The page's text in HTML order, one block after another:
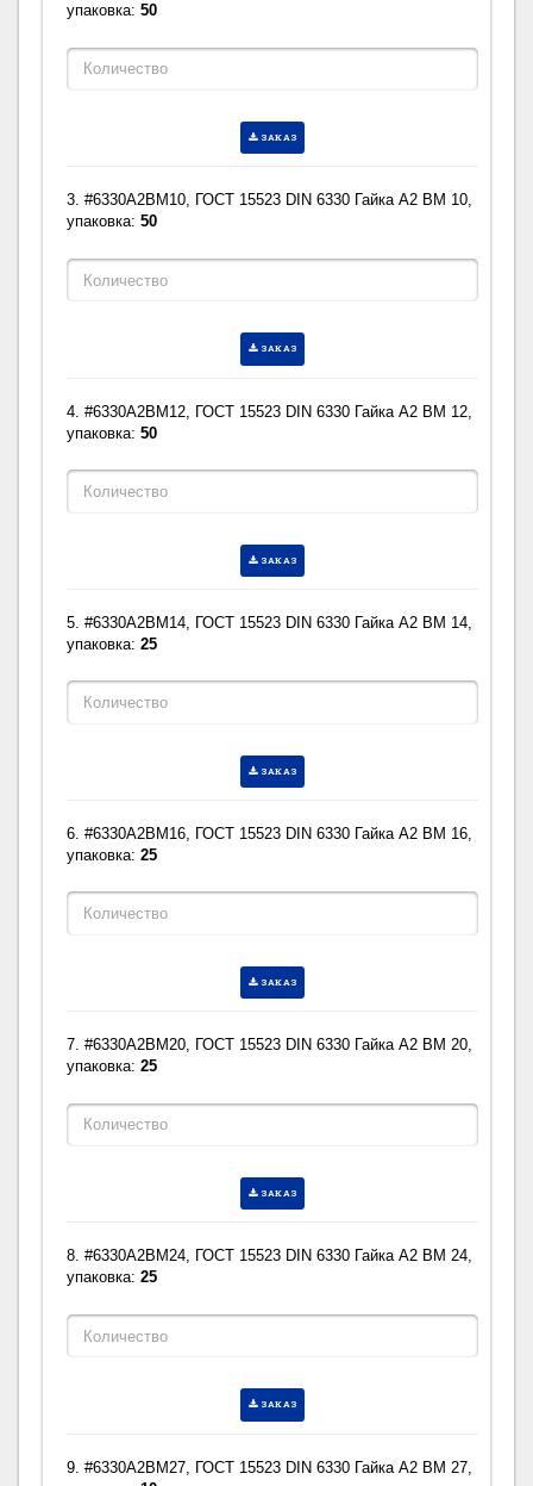
упаковка:50
ЗАКАЗ
3. #6330A2BM10, ГОСТ 15523 DIN 6330 Гайка A2 BM 10,
упаковка:50
ЗАКАЗ
4. #6330A2BM12, ГОСТ 15523 DIN 6330 Гайка A2 BM 12,
упаковка:50
ЗАКАЗ
5. #6330A2BM14, ГОСТ 15523 DIN 6330 Гайка A2 BM 14,
упаковка:25
ЗАКАЗ
6. #6330A2BM16, ГОСТ 15523 DIN 6330 Гайка A2 BM 16,
упаковка:25
ЗАКАЗ
7. #6330A2BM20, ГОСТ 15523 DIN 6330 Гайка A2 BM 20,
упаковка:25
ЗАКАЗ
8. #6330A2BM24, ГОСТ 15523 DIN 6330 Гайка A2 BM 24,
упаковка:25
ЗАКАЗ
9. #6330A2BM27, ГОСТ 15523 DIN 6330 Гайка A2 BM 27,